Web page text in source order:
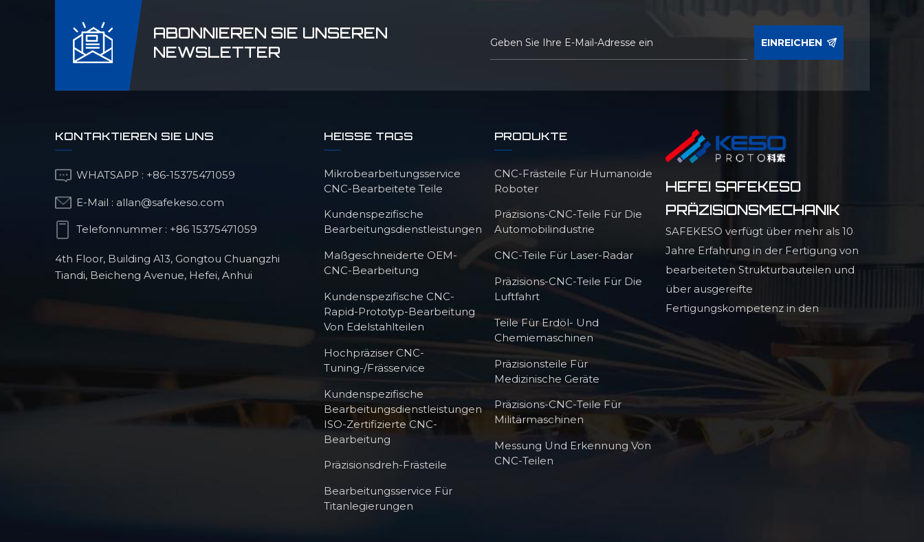
ABONNIEREN SIE UNSEREN
NEWSLETTER
EINREICHEN
KONTAKTIEREN SIE UNS
WHATSAPP : +86-15375471059
E-Mail : allan@safekeso.com
Telefonnummer : +86 15375471059
4th Floor, Building A13, Gongtou Chuangzhi
Tiandi, Beicheng Avenue, Hefei, Anhui
HEISSE TAGS
Mikrobearbeitungsservice
CNC-Bearbeitete Teile
Kundenspezifische
Bearbeitungsdienstleistungen
Maßgeschneiderte OEM-
CNC-Bearbeitung
Kundenspezifische CNC-
Rapid-Prototyp-Bearbeitung
Von Edelstahlteilen
Hochpräziser CNC-
Tuning-/Frässervice
Kundenspezifische
Bearbeitungsdienstleistungen
ISO-Zertifizierte CNC-
Bearbeitung
Präzisionsdreh-Frästeile
Bearbeitungsservice Für
Titanlegierungen
PRODUKTE
CNC-Frästeile Für Humanoide
Roboter
Präzisions-CNC-Teile Für Die
Automobilindustrie
CNC-Teile Für Laser-Radar
Präzisions-CNC-Teile Für Die
Luftfahrt
Teile Für Erdöl- Und
Chemiemaschinen
Präzisionsteile Für
Medizinische Geräte
Präzisions-CNC-Teile Für
Militärmaschinen
Messung Und Erkennung Von
CNC-Teilen
HEFEI SAFEKESO
PRÄZISIONSMECHANIK
SAFEKESO verfügt über mehr als 10
Jahre Erfahrung in der Fertigung von
bearbeiteten Strukturbauteilen und
über ausgereifte
Fertigungskompetenz in den
Lichtauslöschungstechnologie,
hochpräzise Profilbauteile und hohe